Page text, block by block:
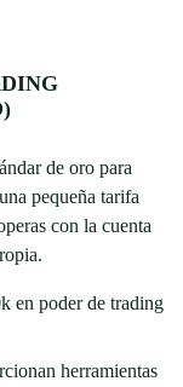
de oro para
pequeña tarifa
con la cuenta
en poder de trading
herramientas